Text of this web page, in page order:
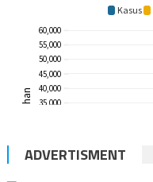
ADVERTISMENT